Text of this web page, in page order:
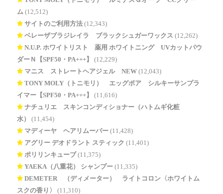
ム (12,512)
サイトのご利用方法 (12,343)
ベレーザブラジレイラ ブラックシュガーワックス (12,262)
N.U.P. ホワイトリスト 薬用 ホワイトニング UVカットパウ
ダーＮ【SPF50・PA+++】
(12,229)
マニス ストレートヘアジェル NEW (12,043)
TONY MOLY（トニモリ） エッグポア シルキーサンプラ
イマー【SPF50・PA+++】
(11,616)
ナチュリエ スキンコンディショナー（ハトムギ化粧
水）
(11,454)
マディーヤ ヘアリムーバー (11,428)
アグリー デオドラント スティック (11,401)
ポリリンキューブ (11,375)
YAEKA（八重花） シャンプー (11,335)
DEMETER®（ディメーター） ライトコロン〈ホワイトム
スクの香り〉
(11,310)